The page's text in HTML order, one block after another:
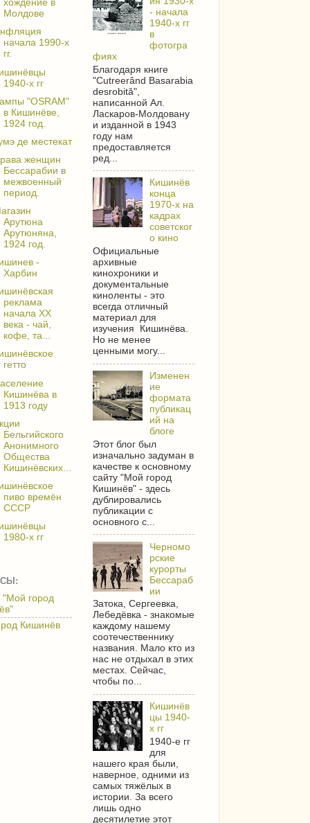
хождение в
Молдове
начала 1990-х
гг.
1940-х гг
"OSRAM"
в Кишинёве,
1924 год.
де местекат
женщин
Бессарабии в
межвоенный
период.
Арутюна
Арутюняна,
1924 год.
-
Харбин
реклама
начала XX
века - чай,
кофе, та...
гетто
Кишинёва в
1913 году
Бельгийского
Анонимного
Общества
Кишинёвских...
пиво времён
СССР
1980-х гг
город
Кишинёв
- начала
1940-х гг
в
фотогра
фиях
Благодаря книге
"Cutreerând Basarabia
desrobită",
написанной Ал.
Ласкаров-Молдовану
и изданной в 1943
году нам
предоставляется
ред...
Кишинёв
конца
1970-х на
кадрах
советског
о кино
Официальные
архивные
кинохроники и
документальные
киноленты - это
всегда отличный
материал для
изучения Кишинёва.
Но не менее
ценными могу...
Изменен
ие
формата
публикац
ий на
блоге
Этот блог был
изначально задуман в
качестве к основному
сайту "Мой город
Кишинёв" - здесь
дублировались
публикации с
основного с...
Черномо
рские
курорты
Бессараб
ии
Затока, Сергеевка,
Лебедёвка - знакомые
каждому нашему
соотечественнику
названия. Мало кто из
нас не отдыхал в этих
местах. Сейчас,
чтобы по...
Кишинёв
цы 1940-
х гг
1940-е гг
для
нашего края были,
наверное, одними из
самых тяжёлых в
истории. За всего
лишь одно
десятилетие этот